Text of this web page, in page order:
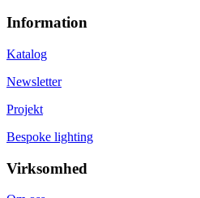
Information
Katalog
Newsletter
Projekt
Bespoke lighting
Virksomhed